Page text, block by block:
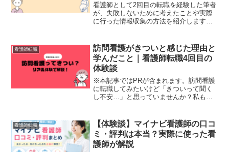
看護師として2回目の転職を経験した筆者
が、失敗しないために考えたことや実際
に行った情報収集の方法を紹介します。
看護師転職
訪問看護がきついと感じた理由と
学んだこと｜看護師転職4回目の
体験談
※本記事ではPRが含まれます。訪問看護
に転職してみたいけど「きついって聞く
し不安…」と思っていませんか？私も実
を選ぶことになりました。ただ、その経
験から「事前に知ってお...
看護師転職
【体験談】マイナビ看護師の口コ
ミ・評判は本当？実際に使った看
護師が解説